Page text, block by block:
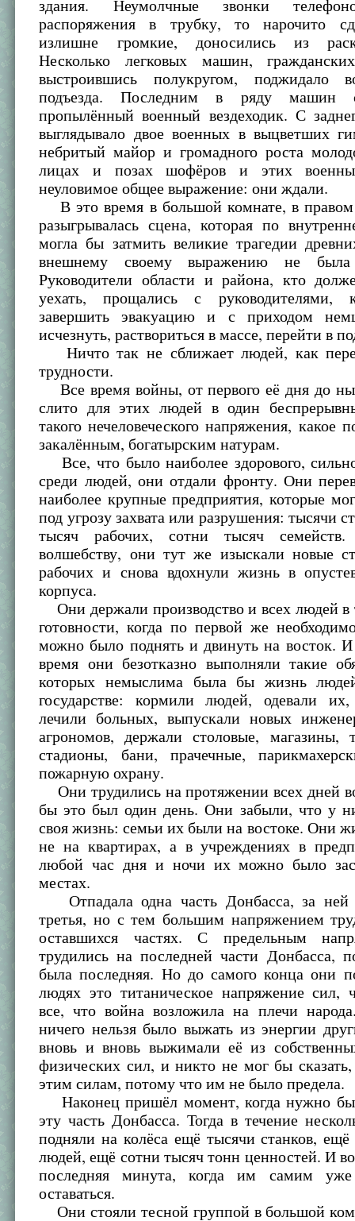
здания. Неумолчные звонки
распоряжения в трубку, то нарочито
излишне громкие, доносились из
Несколько легковых машин,
выстроившись полукругом, поджидало
подъезда. Последним в ряду машин
пропылённый военный вездеходик. С
выглядывало двое военных в выцветших
небритый майор и громадного роста
лицах и позах шофёров и этих
неуловимое общее выражение: они ждали.
В это время в большой комнате, в правом
разыгрывалась сцена, которая по
могла бы затмить великие трагедии
внешнему своему выражению не
Руководители области и района, кто
уехать, прощались с руководителями,
завершить эвакуацию и с приходом
исчезнуть, раствориться в массе, перейти в
Ничто так не сближает людей, как
трудности.
Все время войны, от первого её дня до
слито для этих людей в один
такого нечеловеческого напряжения, какое
закалённым, богатырским натурам.
Все, что было наиболее здорового,
среди людей, они отдали фронту. Они
наиболее крупные предприятия, которые
под угрозу захвата или разрушения: тысячи
тысяч рабочих, сотни тысяч
волшебству, они тут же изыскали новые
рабочих и снова вдохнули жизнь в
корпуса.
Они держали производство и всех людей в
готовности, когда по первой же
можно было поднять и двинуть на восток.
время они безотказно выполняли такие
которых немыслима была бы жизнь
государстве: кормили людей, одевали
лечили больных, выпускали новых
агрономов, держали столовые, магазины,
стадионы, бани, прачечные,
пожарную охрану.
Они трудились на протяжении всех дней
бы это был один день. Они забыли, что у
своя жизнь: семьи их были на востоке. Они
не на квартирах, а в учреждениях в
любой час дня и ночи их можно было
местах.
Отпадала одна часть Донбасса, за ней
третья, но с тем большим напряжением
оставшихся частях. С предельным
трудились на последней части Донбасса,
была последняя. Но до самого конца они
людях это титаническое напряжение сил,
все, что война возложила на плечи
ничего нельзя было выжать из энергии
вновь и вновь выжимали её из
физических сил, и никто не мог бы
этим силам, потому что им не было предела.
Наконец пришёл момент, когда нужно
эту часть Донбасса. Тогда в течение
подняли на колёса ещё тысячи станков, ещё
людей, ещё сотни тысяч тонн ценностей. И
последняя минута, когда им самим
оставаться.
Они стояли тесной группой в большой